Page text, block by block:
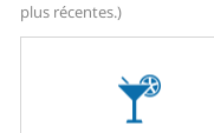
plus récentes.)